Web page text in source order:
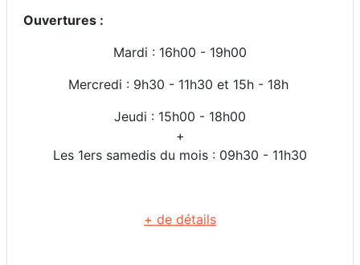
Ouvertures :
Mardi : 16h00 - 19h00
Mercredi : 9h30 - 11h30 et 15h - 18h
Jeudi : 15h00 - 18h00
+
Les 1ers samedis du mois : 09h30 - 11h30
+ de détails